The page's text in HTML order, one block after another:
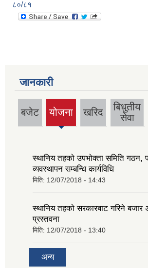
८०/८१
जानकारी
बजेट योजना
(active
tab)
खरिद
बिधुतीय
सेवा
स्थानिय तहको उपभोक्ता समिति गठन,
व्यवस्थापन सम्बन्धि कार्यविधि
मिति: 12/07/2018 - 14:43
स्थानिय तहको सरकारबाट गरिने
प्रस्तवना
मिति: 12/07/2018 - 13:40
अन्य